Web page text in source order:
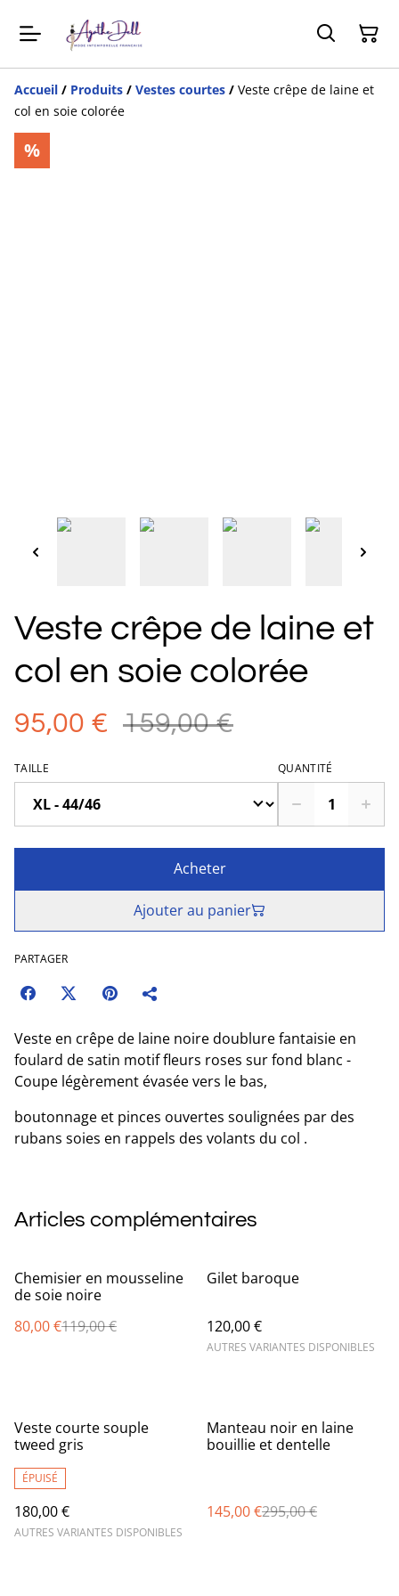
Accueil / Produits / Vestes courtes / Veste crêpe de laine et
col en soie colorée
%
Veste crêpe de laine et
col en soie colorée
95,00 € 159,00 €
TAILLE QUANTITÉ
Acheter
Ajouter au panier
PARTAGER
Veste en crêpe de laine noire doublure fantaisie en
foulard de satin motif fleurs roses sur fond blanc -
Coupe légèrement évasée vers le bas,
boutonnage et pinces ouvertes soulignées par des
rubans soies en rappels des volants du col .
Articles complémentaires
%
Chemisier en mousseline
de soie noire
80,00 €119,00 €
Gilet baroque
120,00 €
AUTRES VARIANTES DISPONIBLES
Veste courte souple
tweed gris
ÉPUISÉ
180,00 €
AUTRES VARIANTES DISPONIBLES
%
Manteau noir en laine
bouillie et dentelle
145,00 €295,00 €